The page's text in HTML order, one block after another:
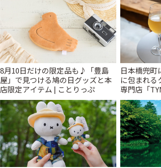
8月10日だけの限定品も♪「豊島
屋」で見つける鳩の日グッズと本
店限定アイテム | ことりっぷ
日本橋兜町
に包まれる
専門店「
とりっぷ